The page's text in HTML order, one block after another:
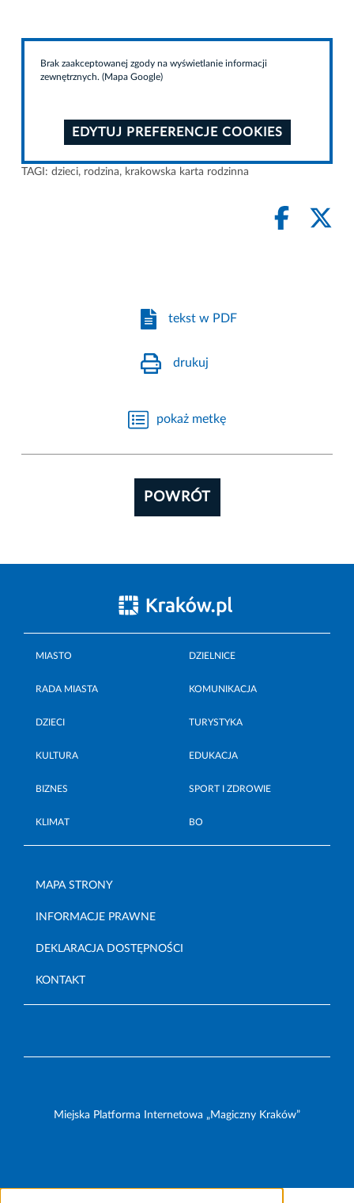
Brak zaakceptowanej zgody na wyświetlanie informacji
zewnętrznych. (Mapa Google)
EDYTUJ PREFERENCJE COOKIES
TAGI: dzieci, rodzina, krakowska karta rodzinna
tekst w PDF
drukuj
pokaż metkę
POWRÓT
MIASTO DZIELNICE
RADA MIASTA KOMUNIKACJA
DZIECI TURYSTYKA
KULTURA EDUKACJA
BIZNES SPORT I ZDROWIE
KLIMAT BO
MAPA STRONY
INFORMACJE PRAWNE
DEKLARACJA DOSTĘPNOŚCI
KONTAKT
Miejska Platforma Internetowa „Magiczny Kraków”